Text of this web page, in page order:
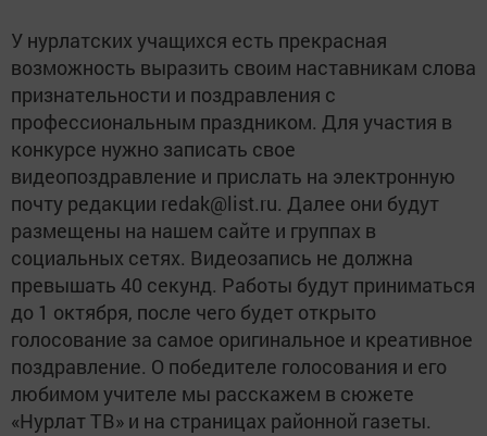
У нурлатских учащихся есть прекрасная
возможность выразить своим наставникам слова
признательности и поздравления с
профессиональным праздником. Для участия в
конкурсе нужно записать свое
видеопоздравление и прислать на электронную
почту редакции redak@list.ru. Далее они будут
размещены на нашем сайте и группах в
социальных сетях. Видеозапись не должна
превышать 40 секунд. Работы будут приниматься
до 1 октября, после чего будет открыто
голосование за самое оригинальное и креативное
поздравление. О победителе голосования и его
любимом учителе мы расскажем в сюжете
«Нурлат ТВ» и на страницах районной газеты.